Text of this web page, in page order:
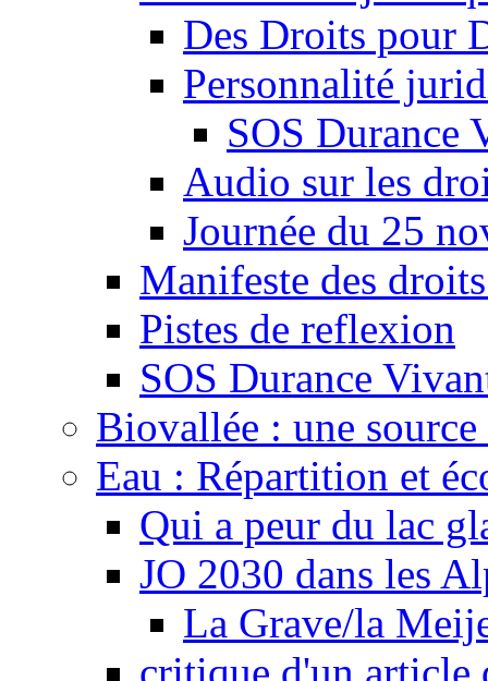
Des Droits pour
Personnalité
SOS Durance
Audio sur les
Journée du 25
Manifeste des
Pistes de reflexion
SOS Durance
Biovallée : une
Eau : Répartition et
Qui a peur du lac
JO 2030 dans les
La Grave/la